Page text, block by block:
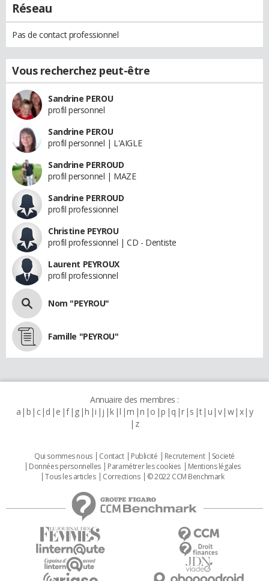
Réseau
Pas de contact professionnel
Vous recherchez peut-être
Sandrine PEROU
profil personnel
Sandrine PEROU
profil personnel | L'AIGLE
Sandrine PERROUD
profil personnel | MAZE
Sandrine PERROUD
profil professionnel
Christine PEYROU
profil professionnel | CD - Dentiste
Laurent PEYROUX
profil professionnel
Nom "PEYROU"
Famille "PEYROU"
Annuaire des membres :
a b c d e f g h i j k l m n o p q r s t u v w x y
z
Qui sommes nous Contact Publicité Recrutement
Societé
Données personnelles
Paramétrer les cookies
Mentions légales
Tous les articles
Corrections © 2022 CCM Benchmark